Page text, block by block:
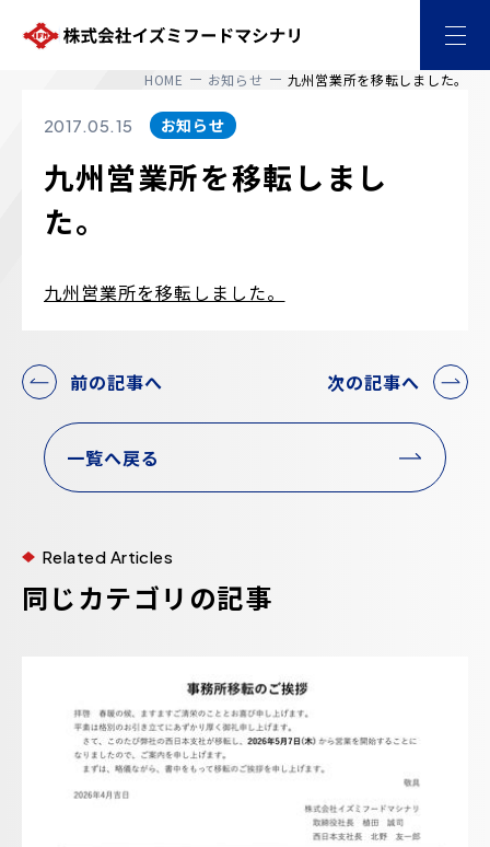
株式会社イズミフードマシナリ
HOME お知らせ 九州営業所を移転しました。
2017.05.15 お知らせ
九州営業所を移転しまし
た。
九州営業所を移転しました。
前の記事へ 次の記事へ
一覧へ戻る
Related Articles
同じカテゴリの記事